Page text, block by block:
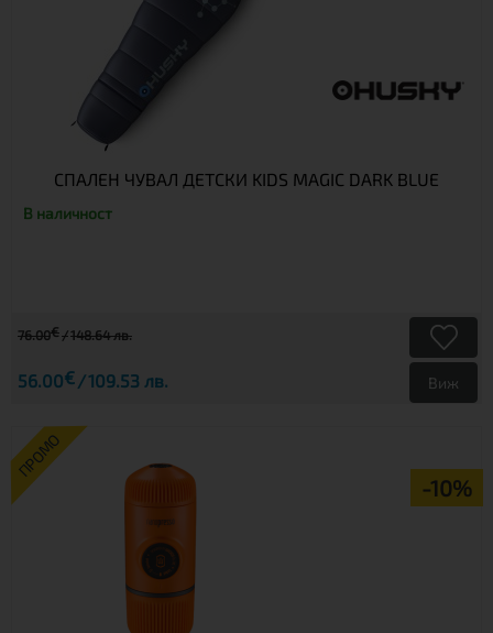
СПАЛЕН ЧУВАЛ ДЕТСКИ KIDS MAGIC DARK BLUE
В наличност
76.00€ 148.64 лв.
56.00€ 109.53 лв. Виж
ПРОМО
-10%